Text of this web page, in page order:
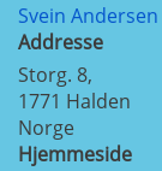
Svein Andersen
Addresse
Storg. 8,
1771 Halden
Norge
Hjemmeside